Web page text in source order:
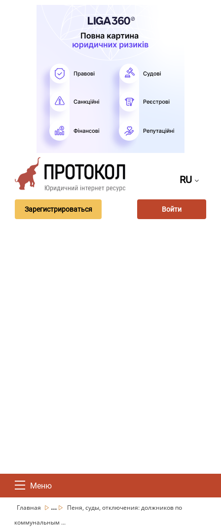
RU
Зарегистрироваться Войти
Меню
Главная ...
Пеня, суды, отключения: должников по
коммунальным ...